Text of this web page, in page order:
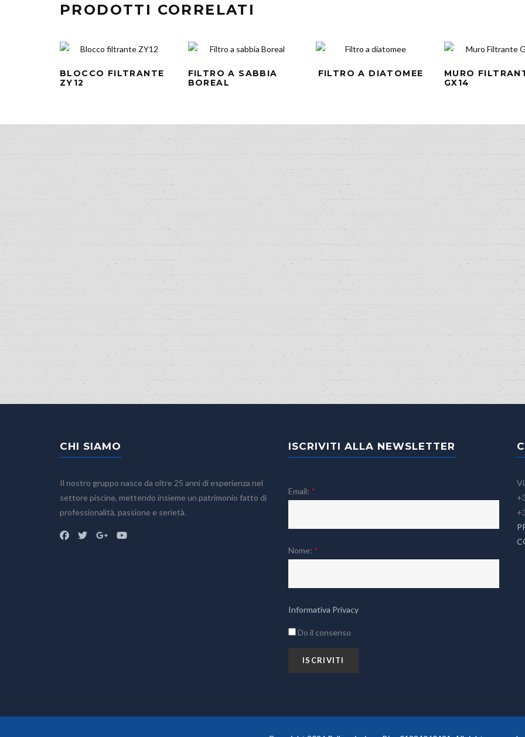
PRODOTTI CORRELATI
BLOCCO FILTRANTE
ZY12
FILTRO A SABBIA
BOREAL
FILTRO A DIATOMEE
MURO
GX14
CHI SIAMO
Il nostro gruppo nasce da oltre 25 anni di esperienza nel
settore piscine, mettendo insieme un patrimonio fatto di
professionalità, passione e serietà.
ISCRIVITI ALLA NEWSLETTER
Email: *
Nome: *
Informativa Privacy
Do il consenso